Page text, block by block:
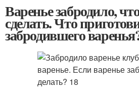
Варенье забродило,
сделать. Что
забродившего